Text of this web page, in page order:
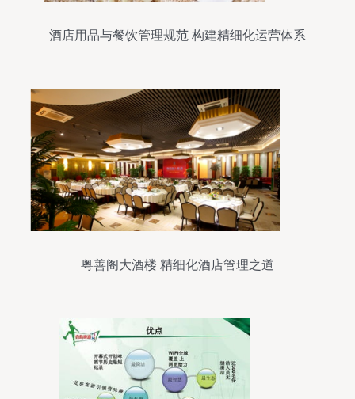
酒店用品与餐饮管理规范 构建精细化运营体系
粤善阁大酒楼 精细化酒店管理之道